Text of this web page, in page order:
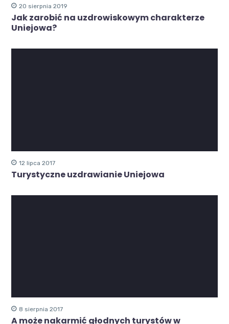
20 sierpnia 2019
Jak zarobić na uzdrowiskowym charakterze
Uniejowa?
12 lipca 2017
Turystyczne uzdrawianie Uniejowa
8 sierpnia 2017
A może nakarmić głodnych turystów w